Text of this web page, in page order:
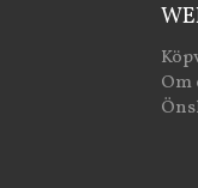
Om